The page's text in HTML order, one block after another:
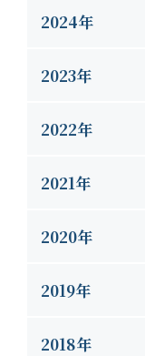
2024年
2023年
2022年
2021年
2020年
2019年
2018年